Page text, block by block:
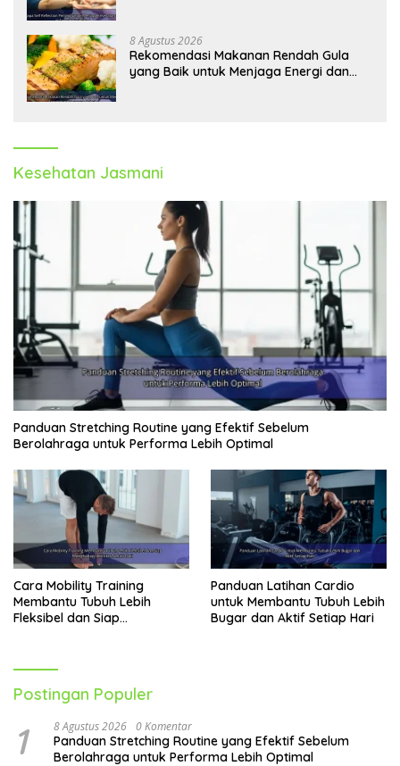
8 Agustus 2026
Rekomendasi Makanan Rendah Gula
yang Baik untuk Menjaga Energi dan
Kesehatan Jasmani
Panduan Stretching Routine yang Efektif Sebelum
Berolahraga untuk Performa Lebih Optimal
Cara Mobility Training
Membantu Tubuh Lebih
Fleksibel dan Siap
Panduan Latihan Cardio
untuk Membantu Tubuh Lebih
Bugar dan Aktif Setiap Hari
Postingan Populer
1 8 Agustus 2026 0 Komentar
Panduan Stretching Routine yang Efektif Sebelum
Berolahraga untuk Performa Lebih Optimal